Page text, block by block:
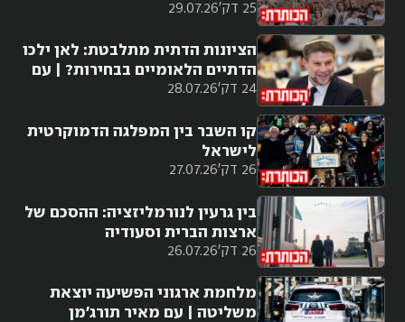
25 דק' 29.07.26
עם יאיר נבות
24 דק' 28.07.26
הציונות הדתית מתלבטת: לאן ילכו
הדתיים הלאומיים בבחירות? | עם
עמיחי אתאלי
26 דק' 27.07.26
קו השבר בין המפלגה הדמוקרטית
לישראל
26 דק' 26.07.26
בין גרעין לנורמליזציה: ההסכם של
ארצות הברית וסעודיה
מלחמת ארגוני הפשיעה יוצאת
משליטה | עם מאיר תורג'מן